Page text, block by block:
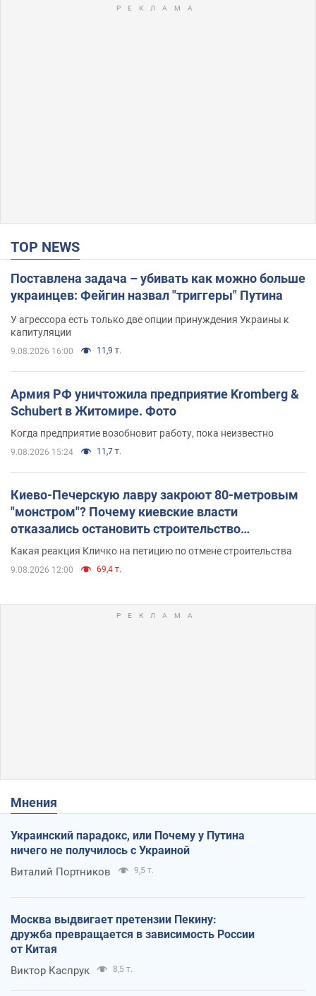
TOP NEWS
Поставлена задача – убивать как можно больше
украинцев: Фейгин назвал "триггеры" Путина
У агрессора есть только две опции принуждения Украины к
капитуляции
9.08.2026 16:00 11,9 т.
Армия РФ уничтожила предприятие Kromberg &
Schubert в Житомире. Фото
Когда предприятие возобновит работу, пока неизвестно
9.08.2026 15:24 11,7 т.
Киево-Печерскую лавру закроют 80-метровым
"монстром"? Почему киевские власти
отказались остановить строительство
небоскреба "московского верующего"
Какая реакция Кличко на петицию по отмене строительства
9.08.2026 12:00 69,4 т.
Мнения
Украинский парадокс, или Почему у Путина
ничего не получилось с Украиной
Виталий Портников 9,5 т.
Москва выдвигает претензии Пекину:
дружба превращается в зависимость России
от Китая
Виктор Каспрук 8,5 т.